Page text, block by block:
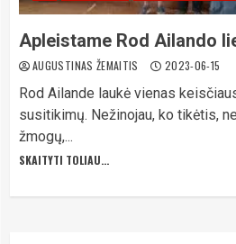
Apleistame Rod Ailando
AUGUSTINAS ŽEMAITIS 2023-06-15
Rod Ailande laukė vienas
susitikimų. Nežinojau, ko tikėtis,
žmogų,...
SKAITYTI TOLIAU...